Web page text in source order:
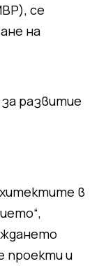
се
на
развитие
в
проекти и